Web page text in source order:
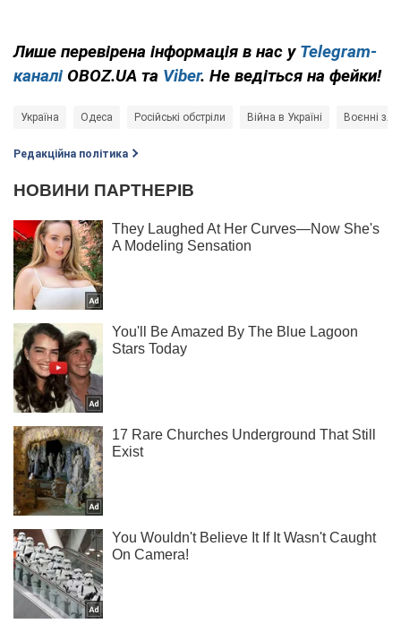
Лише перевірена інформація в нас у Telegram-
каналі OBOZ.UA та Viber. Не ведіться на фейки!
Україна Одеса Російські обстріли Війна в Україні Воєнні
Редакційна політика